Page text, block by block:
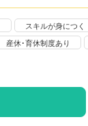
スキルが身につく
産休･育休制度あり